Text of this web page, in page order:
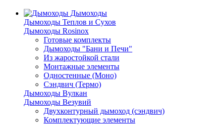
Дымоходы
Дымоходы Теплов и Сухов
Дымоходы Rosinox
Готовые комплекты
Дымоходы "Бани и Печи"
Из жаростойкой стали
Монтажные элементы
Одностенные (Моно)
Сэндвич (Термо)
Дымоходы Вулкан
Дымоходы Везувий
Двухконтурный дымоход (сэндвич)
Комплектующие элементы